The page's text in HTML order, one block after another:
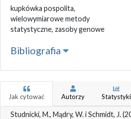
kupkówka pospolita,
wielowymiarowe metody
statystyczne, zasoby genowe
Bibliografia
Jak cytować Autorzy Statystyki
Studnicki, M., Mądry, W. i Schmidt, J.